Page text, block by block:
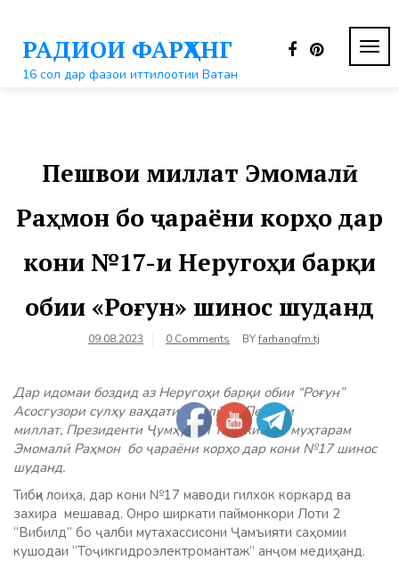
контентуРАДИОИ ФАРҲАНГ
16 сол дар фазои иттилоотии Ватан
Пешвои миллат Эмомалӣ
Раҳмон бо ҷараёни корҳо дар
кони №17-и Неругоҳи барқи
обии «Роғун» шинос шуданд
09.08.2023 0 Comments BYfarhangfm.tj
Дар идомаи боздид аз Неругоҳи барқи обии “Роғун”
Асосгузори сулҳу ваҳдати миллӣ — Пешвои
миллат, Президенти Ҷумҳурии Тоҷикистон муҳтарам
Эмомалӣ Раҳмон бо ҷараёни корҳо дар кони №17 шинос
шуданд.
Тибқи лоиҳа, дар кони №17 маводи гилхок коркард ва
захира мешавад. Онро ширкати паймонкори Лоти 2
“Вибилд” бо ҷалби мутахассисони Ҷамъияти саҳомии
кушодаи “Тоҷикгидроэлектромантаж” анҷом медиҳанд.